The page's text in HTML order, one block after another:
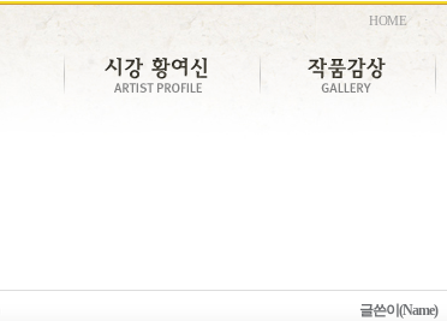
HOME ·
글쓴이(Name)